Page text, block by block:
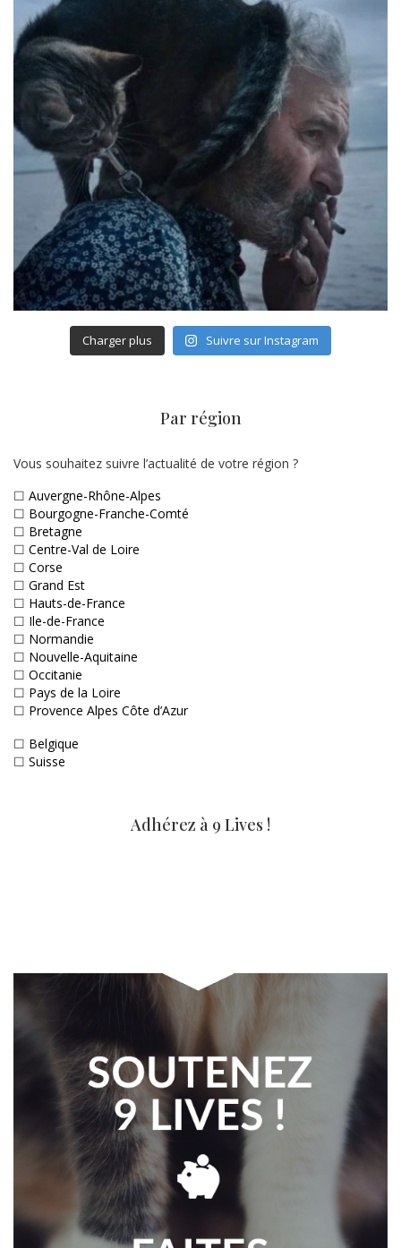
Charger plus Suivre sur Instagram
Par région
Vous souhaitez suivre l’actualité de votre région ?
☐ Auvergne-Rhône-Alpes
☐ Bourgogne-Franche-Comté
☐ Bretagne
☐ Centre-Val de Loire
☐ Corse
☐ Grand Est
☐ Hauts-de-France
☐ Ile-de-France
☐ Normandie
☐ Nouvelle-Aquitaine
☐ Occitanie
☐ Pays de la Loire
☐ Provence Alpes Côte d’Azur
☐ Belgique
☐ Suisse
Adhérez à 9 Lives !